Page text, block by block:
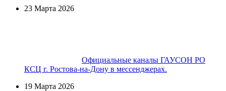
23 Марта 2026
Официальные каналы ГАУСОН РО
КСЦ г. Ростова-на-Дону в мессенджерах.
19 Марта 2026